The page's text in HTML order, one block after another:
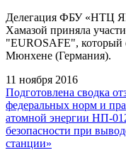
Делегация ФБУ «НТЦ
Хамазой приняла
"EUROSAFE", который
Мюнхене (Германия).
11 ноября 2016
Подготовлена сводка
федеральных норм и
атомной энергии НП-
безопасности при
станции»